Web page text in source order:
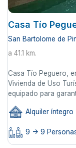
Casa Tío
San Bartolome de
a 41.1 km.
Casa Tío Peguero,
Vivienda de Uso
equipado para
Alquiler íntegro
9 -> 9